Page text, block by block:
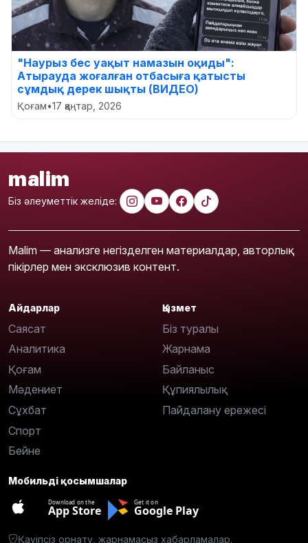
"Наурыз бес уақыт намазын оқиды":
Атырауда жоғалған отбасыға қатысты
сұмдық дерек шықты (ВИДЕО)
Қоғам•17 қаңтар, 2026
malim
Біз әлеуметтік желіде:
Malim — анализге негізделген материалдар, авторлық
пікірлер мен эксклюзив контент.
Айдарлар
Саясат
Аналитика
Қоғам
Мәдениет
Сұхбат
Спорт
Бейне
Қызмет
Біз туралы
Жарнама
Байланыс
Құпиялылық
Пайдалану ережесі
Мобильді қосымшалар
Download on the
App Store
Get it on
Google Play
Қауіпсіз орнату, жарнамасыз хабарламалар.